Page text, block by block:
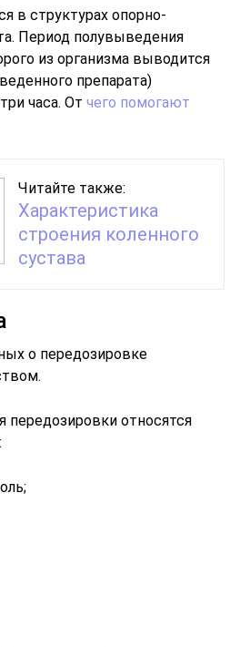
в структурах опорно-
Период полувыведения
из организма выводится
препарата)
часа. Отчего помогают
Читайте также:
Характеристика
строения коленного
сустава
о передозировке
относятся